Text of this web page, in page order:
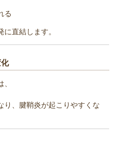
る
直結します。
り、腱鞘炎が起こりやすくな